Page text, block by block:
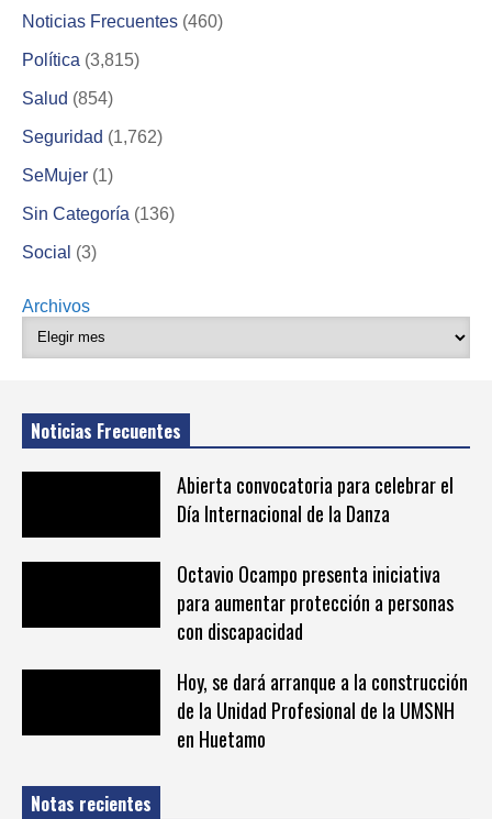
Noticias Frecuentes (460)
Política (3,815)
Salud (854)
Seguridad (1,762)
SeMujer (1)
Sin Categoría (136)
Social (3)
Archivos
Noticias Frecuentes
Abierta convocatoria para celebrar el
Día Internacional de la Danza
Octavio Ocampo presenta iniciativa
para aumentar protección a personas
con discapacidad
Hoy, se dará arranque a la construcción
de la Unidad Profesional de la UMSNH
en Huetamo
Notas recientes